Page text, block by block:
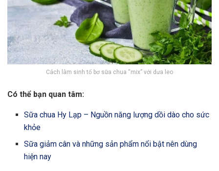
Cách làm sinh tố bơ sữa chua “mix” với dưa leo
Có thể bạn quan tâm:
Sữa chua Hy Lạp – Nguồn năng lượng dồi dào cho sức
khỏe
Sữa giảm cân và những sản phẩm nổi bật nên dùng
hiện nay